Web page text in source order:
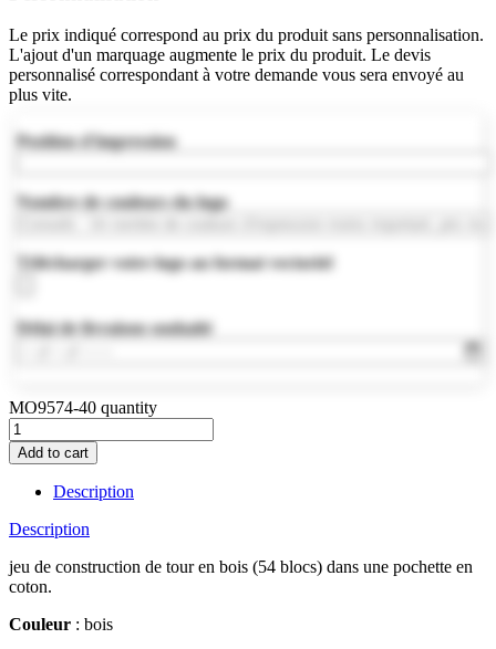
Le prix indiqué correspond au prix du produit sans personnalisation.
L'ajout d'un marquage augmente le prix du produit. Le devis
personnalisé correspondant à votre demande vous sera envoyé au
plus vite.
Position d'impression
Nombre de couleurs du logo
Télécharger votre logo au format vectoriel
Délai de livraison souhaité
MO9574-40 quantity
Add to cart
Description
Description
jeu de construction de tour en bois (54 blocs) dans une pochette en
coton.
Couleur : bois